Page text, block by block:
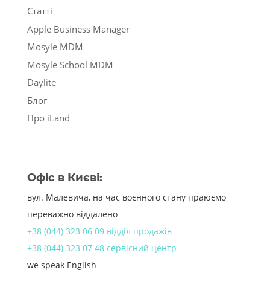
Статті
Apple Business Manager
Mosyle MDM
Mosyle School MDM
Daylite
Блог
Про iLand
Офіс в Києві:
вул. Малевича, на час воєнного стану праюємо
переважно віддалено
+38 (044) 323 06 09 відділ продажів
+38 (044) 323 07 48 сервісний центр
we speak English